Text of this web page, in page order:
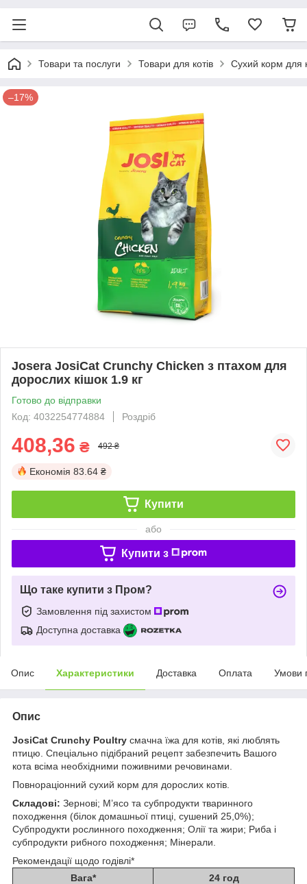
Товари та послуги Товари для котів Сухий корм для
–17%
Josera JosiCat Crunchy Chicken з птахом для
дорослих кішок 1.9 кг
Готово до відправки
Код: 4032254774884
Роздріб
408,36 ₴ 492 ₴
Економія 83.64 ₴
Купити
або
Купити з
Що таке купити з Пром?
Замовлення під захистом
Доступна доставка
Опис Характеристики Доставка Оплата Умови
Опис
JosiCat Crunchy Poultry смачна їжа для котів, які люблять
птицю. Спеціально підібраний рецепт забезпечить Вашого
кота всіма необхідними поживними речовинами.
Повнораціонний сухий корм для дорослих котів.
Складові: Зернові; М’ясо та субпродукти тваринного
походження (білок домашньої птиці, сушений 25,0%);
Субпродукти рослинного походження; Олії та жири; Риба і
субпродукти рибного походження; Мінерали.
Рекомендації щодо годівлі*
Вага*
24 год